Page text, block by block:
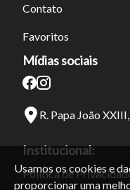
Usamos os cookies e
proporcionar uma
Contato
Favoritos
Mídias sociais
R. Papa João
Institucional:
Política de